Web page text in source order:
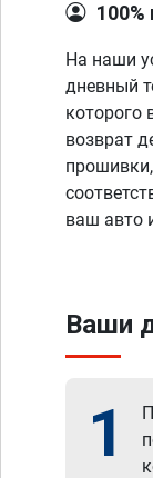
100%
На наши
дневный
которого
возврат
прошивки,
ваш авто
Ваши
1